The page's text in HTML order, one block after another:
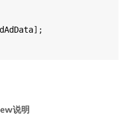
];
说明